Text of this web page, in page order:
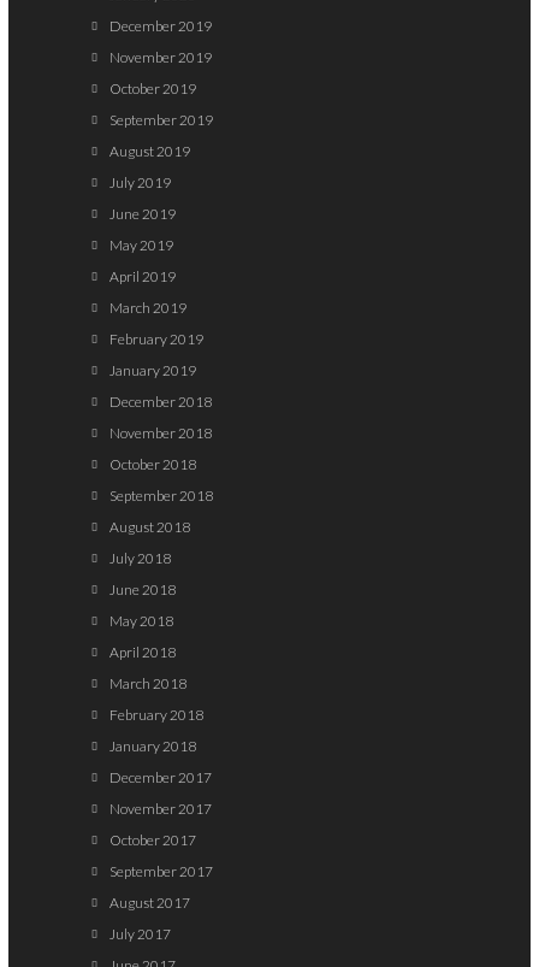
December 2019
November 2019
October 2019
September 2019
August 2019
July 2019
June 2019
May 2019
April 2019
March 2019
February 2019
January 2019
December 2018
November 2018
October 2018
September 2018
August 2018
July 2018
June 2018
May 2018
April 2018
March 2018
February 2018
January 2018
December 2017
November 2017
October 2017
September 2017
August 2017
July 2017